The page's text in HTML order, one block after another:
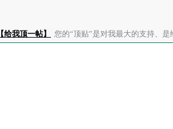
【给我顶一帖】 您的“顶贴”是对我最大的支持、